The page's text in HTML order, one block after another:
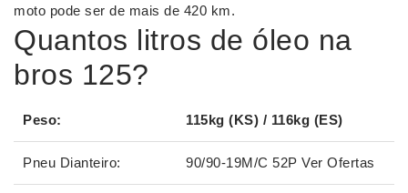
moto pode ser de mais de 420 km.
Quantos litros de óleo na
bros 125?
Peso: 115kg (KS) / 116kg (ES)
Pneu Dianteiro: 90/90-19M/C 52P Ver Ofertas